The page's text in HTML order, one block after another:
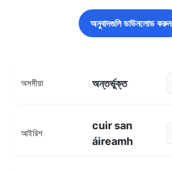
অনুবাদগুলি ডাউনলোড করুন
অসমীয়া অন্তৰ্ভুক্ত
আইরিশ
cuir san
áireamh